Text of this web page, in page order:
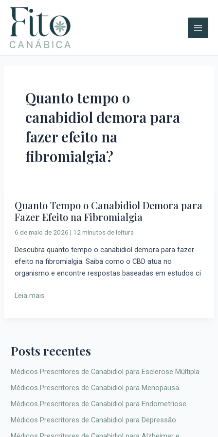
para
conteúdo
Quanto tempo o
canabidiol demora para
fazer efeito na
fibromialgia?
Quanto Tempo o Canabidiol Demora para
Fazer Efeito na Fibromialgia
6 de maio de 2026 | 12 minutos de leitura
Descubra quanto tempo o canabidiol demora para fazer
efeito na fibromialgia. Saiba como o CBD atua no
organismo e encontre respostas baseadas em estudos ci
Quanto
Tempo
o
Demora
para
Fazer
na
Leia mais
Posts recentes
Médicos Prescritores de Canabidiol para Esclerose Múltipla
Médicos Prescritores de Canabidiol para Menopausa
Médicos Prescritores de Canabidiol para Endometriose
Médicos Prescritores de Canabidiol para Depressão
A
r
q
u